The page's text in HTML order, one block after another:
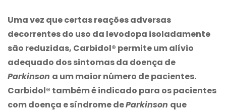
Uma vez que certas reações adversas
decorrentes do uso da levodopa isoladamente
são reduzidas, Carbidol® permite um alívio
adequado dos sintomas da doença de
Parkinson a um maior número de pacientes.
Carbidol® também é indicado para os pacientes
com doença e síndrome deParkinson que